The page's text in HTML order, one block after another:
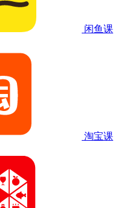
闲鱼课
淘宝课